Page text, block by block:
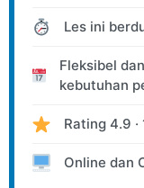
Les ini
Fleksibel
kebutuhan
Rating 4.9 ·
Online dan